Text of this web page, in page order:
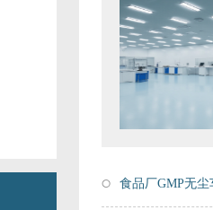
食品厂GMP无